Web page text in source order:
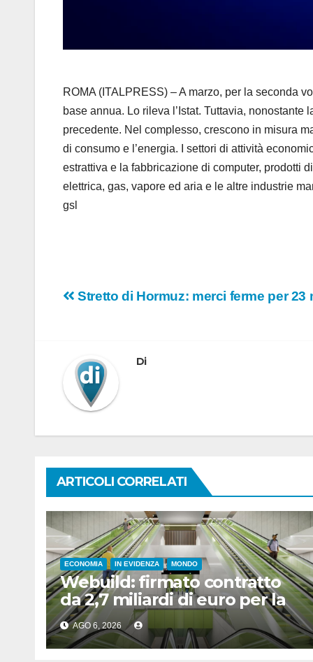
ROMA (ITALPRESS) – A marzo, per la seconda
base annua. Lo rileva l’Istat. Tuttavia,
precedente. Nel complesso, crescono in misura
di consumo e l’energia. I settori di attività
estrattiva e la fabbricazione di computer, prodotti
elettrica, gas, vapore ed aria e le altre industrie
gsl
Navigazione
Stretto di Hormuz: merci ferme per 23
Di
ARTICOLI CORRELATI
ECONOMIA IN EVIDENZA MONDO
Webuild: firmato contratto
da 2,7 miliardi di euro per la
nuova metropolitana di
Toronto
AGO 6, 2026